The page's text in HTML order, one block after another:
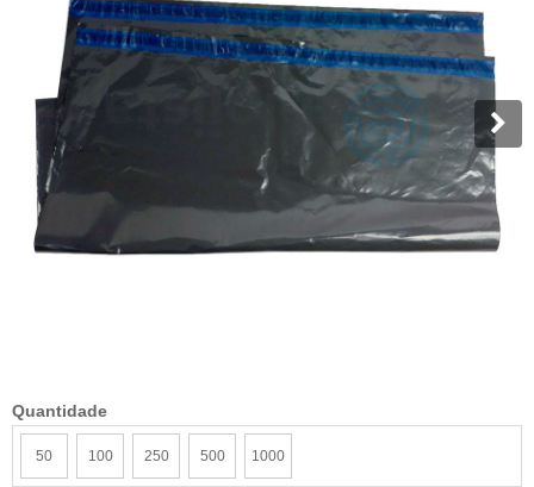
Quantidade
50 100 250 500 1000